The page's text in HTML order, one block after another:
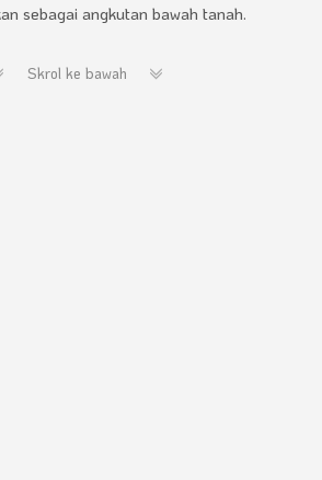
sebagai angkutan bawah tanah.
Skrol ke bawah